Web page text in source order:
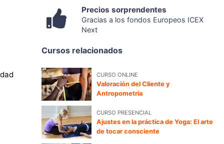
Precios sorprendentes
Gracias a los fondos Europeos ICEX
Next
Cursos relacionados
CURSO ONLINE
Valoración del Cliente y
Antropometría
CURSO PRESENCIAL
Ajustes en la práctica de Yoga: El arte
de tocar consciente